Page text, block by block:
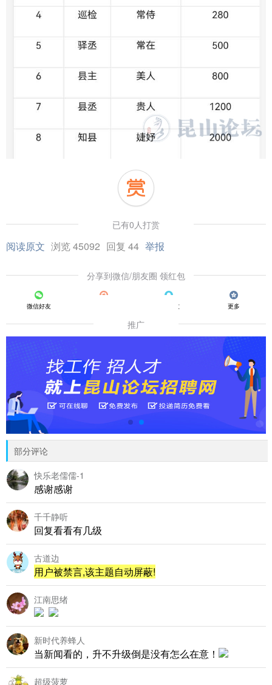
已有0人打赏
阅读原文 浏览 45092 回复 44 举报
分享到微信/朋友圈 领红包
微信好友 QQ好友 更多
推广
部分评论
快乐老儒儒-1
感谢感谢
千千静听
回复看看有几级
古道边
用户被禁言,该主题自动屏蔽!
江南思绪
新时代养蜂人
当新闻看的，升不升级倒是没有怎么在意！
超级菠萝